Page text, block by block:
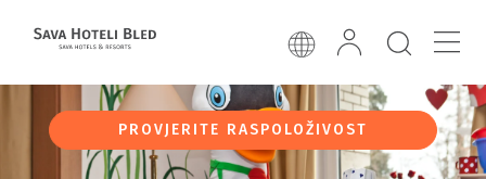
PROVJERITE RASPOLOŽIVOST